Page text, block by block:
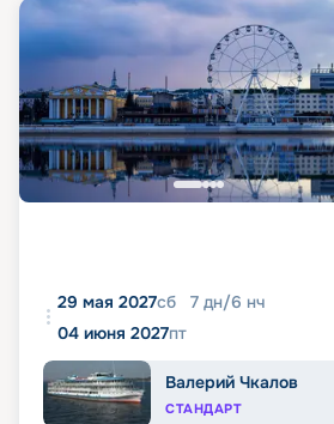
29 мая 2027сб 7 дн/6 нч
04 июня 2027пт
Валерий Чкалов
СТАНДАРТ